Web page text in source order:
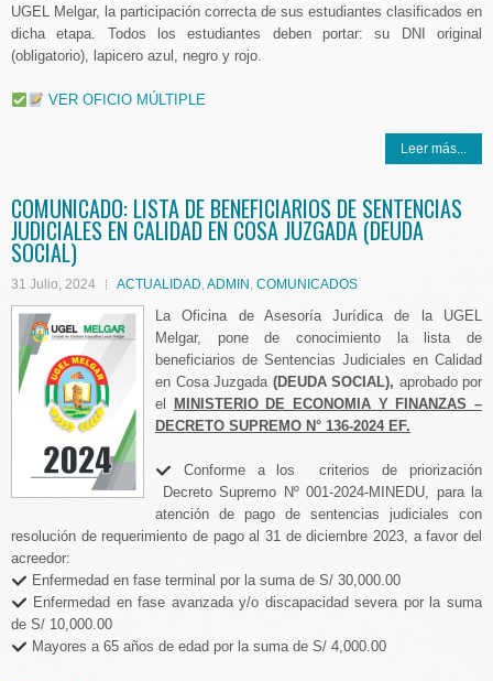
UGEL Melgar, la participación correcta de sus estudiantes clasificados en
dicha etapa. Todos los estudiantes deben portar: su DNI original
(obligatorio), lapicero azul, negro y rojo.
VER OFICIO MÚLTIPLE
Leer más...
COMUNICADO: LISTA DE BENEFICIARIOS DE SENTENCIAS
JUDICIALES EN CALIDAD EN COSA JUZGADA (DEUDA
SOCIAL)
31 Julio, 2024 ACTUALIDAD,ADMIN , COMUNICADOS
La Oficina de Asesoría Jurídica de la UGEL
Melgar, pone de conocimiento la lista de
beneficiarios de Sentencias Judiciales en Calidad
en Cosa Juzgada (DEUDA SOCIAL), aprobado por
el
MINISTERIO DE ECONOMIA Y FINANZAS –
DECRETO SUPREMO N° 136-2024 EF.
Conforme a los criterios de priorización
Decreto Supremo Nº 001-2024-MINEDU, para la
atención de pago de sentencias judiciales con
resolución de requerimiento de pago al 31 de diciembre 2023, a favor del
acreedor:
Enfermedad en fase terminal por la suma de S/ 30,000.00
Enfermedad en fase avanzada y/o discapacidad severa por la suma
de S/ 10,000.00
Mayores a 65 años de edad por la suma de S/ 4,000.00